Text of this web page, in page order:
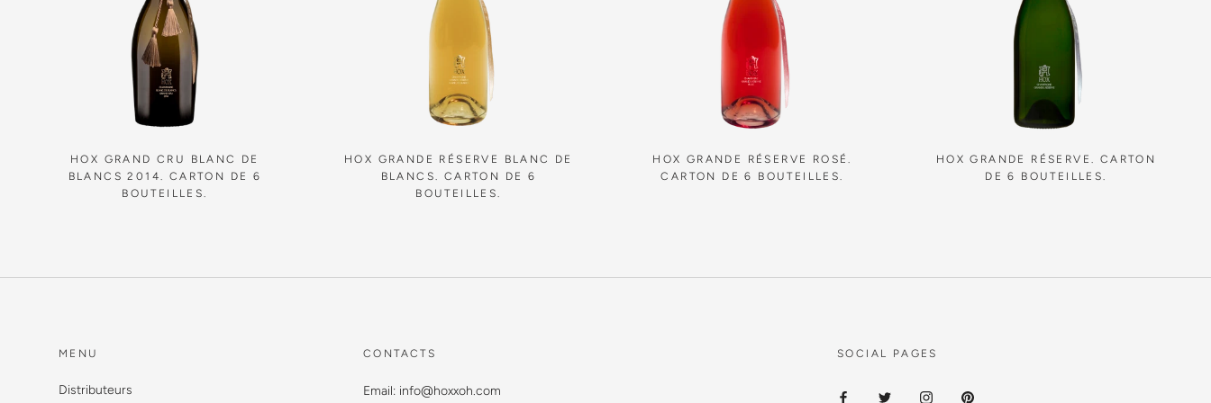
HOX GRAND CRU BLANC DE
BLANCS 2014. CARTON DE 6
BOUTEILLES.
HOX GRANDE RÉSERVE BLANC DE
BLANCS. CARTON DE 6
BOUTEILLES.
HOX GRANDE RÉSERVE ROSÉ.
CARTON DE 6 BOUTEILLES.
HOX GRANDE RÉSERVE. CARTON
DE 6 BOUTEILLES.
MENU
Distributeurs
CONTACTS
Email: info@hoxxoh.com
SOCIAL PAGES